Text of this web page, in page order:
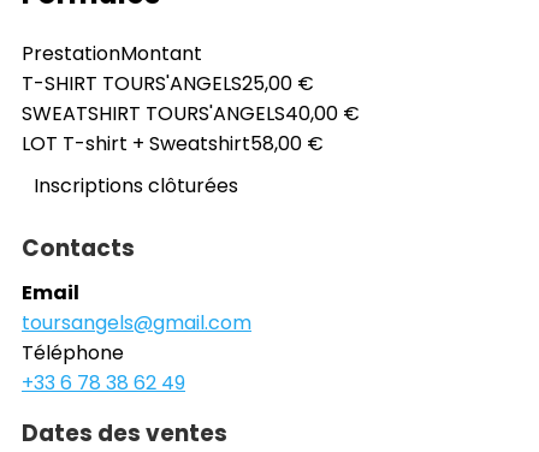
PrestationMontant
T-SHIRT TOURS'ANGELS25,00 €
SWEATSHIRT TOURS'ANGELS40,00 €
LOT T-shirt + Sweatshirt58,00 €
Inscriptions clôturées
Contacts
Email
toursangels@gmail.com
Téléphone
+33 6 78 38 62 49
Dates des ventes